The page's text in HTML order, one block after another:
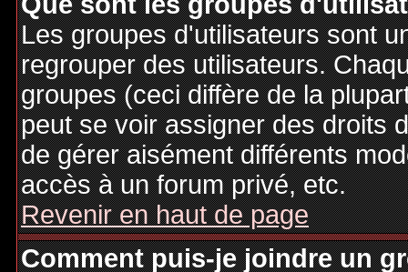
Les groupes d'utilisateurs sont
regrouper des utilisateurs.
groupes (ceci diffère de la
peut se voir assigner des droits
de gérer aisément différents
accès à un forum privé, etc.
Revenir en haut de page
Comment puis-je joindre un